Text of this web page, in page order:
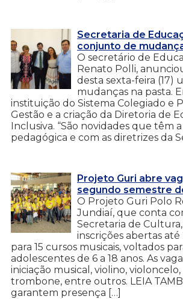
Secretaria de
conjunto de
O secretário de
Renato Polli,
desta sexta-feira (17)
mudanças na pasta.
instituição do Sistema Colegiado e
Gestão e a criação da Diretoria de
Inclusiva. “São novidades que têm
pedagógica e com as diretrizes da
Projeto Guri abre
segundo semestre
O Projeto Guri Polo
Jundiaí, que conta
Secretaria de
inscrições abertas
para 15 cursos musicais, voltados
adolescentes de 6 a 18 anos. As
iniciação musical, violino, violoncelo,
trombone, entre outros. LEIA
garantem presença […]